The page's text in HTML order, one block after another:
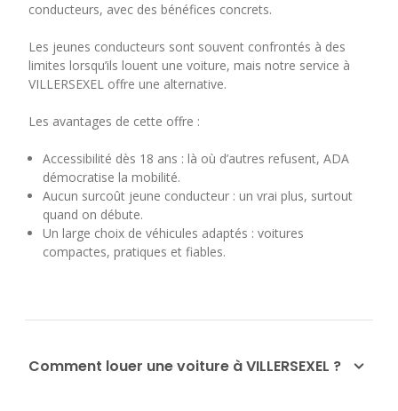
conducteurs, avec des bénéfices concrets.
Les jeunes conducteurs sont souvent confrontés à des
limites lorsqu’ils louent une voiture, mais notre service à
VILLERSEXEL offre une alternative.
Les avantages de cette offre :
Accessibilité dès 18 ans : là où d’autres refusent, ADA
démocratise la mobilité.
Aucun surcoût jeune conducteur : un vrai plus, surtout
quand on débute.
Un large choix de véhicules adaptés : voitures
compactes, pratiques et fiables.
Comment louer une voiture à VILLERSEXEL ?